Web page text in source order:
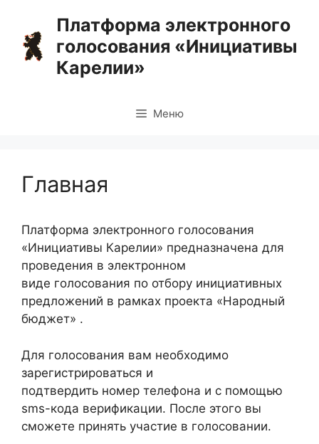
содержимому
Платформа электронного
голосования «Инициативы
Карелии»
Меню
Главная
Платформа электронного голосования
«Инициативы Карелии» предназначена для
проведения в электронном
виде голосования по отбору инициативных
предложений в рамках проекта «Народный
бюджет» .
Для голосования вам необходимо
зарегистрироваться и
подтвердить номер телефона и с помощью
sms-кода верификации. После этого вы
сможете принять участие в голосовании.